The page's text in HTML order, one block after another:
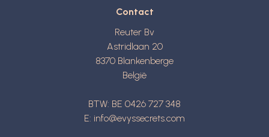
Contact
Reuter Bv
Astridlaan 20
8370 Blankenberge
België
BTW: BE 0426 727 348
E: info@evyssecrets.com